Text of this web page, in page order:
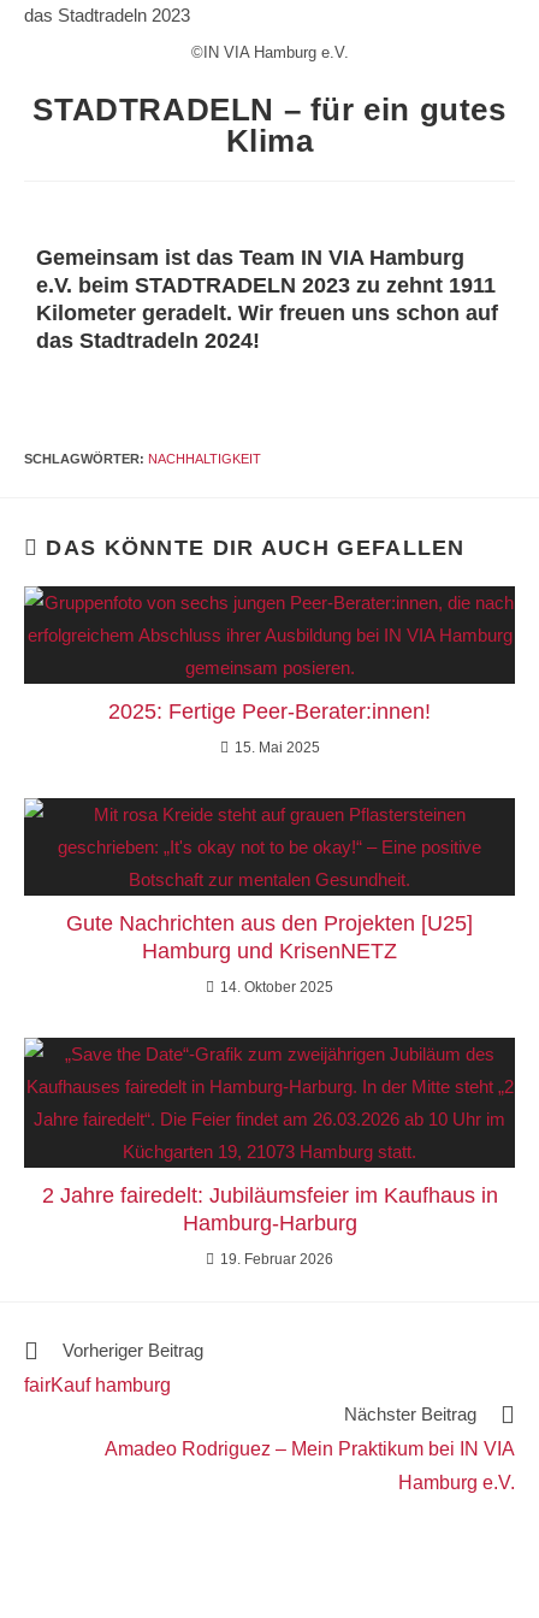
©IN VIA Hamburg e.V.
STADTRADELN – für ein gutes
Klima
Gemeinsam ist das Team IN VIA Hamburg
e.V. beim STADTRADELN 2023 zu zehnt 1911
Kilometer geradelt. Wir freuen uns schon auf
das Stadtradeln 2024!
SCHLAGWÖRTER: NACHHALTIGKEIT
DAS KÖNNTE DIR AUCH GEFALLEN
2025: Fertige Peer-Berater:innen!
15. Mai 2025
Gute Nachrichten aus den Projekten [U25]
Hamburg und KrisenNETZ
14. Oktober 2025
2 Jahre fairedelt: Jubiläumsfeier im Kaufhaus in
Hamburg-Harburg
19. Februar 2026
Vorheriger Beitrag
fairKauf hamburg
Nächster Beitrag
Amadeo Rodriguez – Mein Praktikum bei IN VIA
Hamburg e.V.